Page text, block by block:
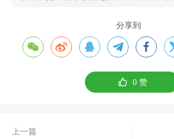
分享到
    
 0赞
上一篇